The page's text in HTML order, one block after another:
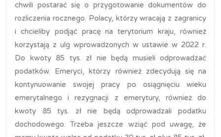
chwili postarać się o przygotowanie dokumentów do
rozliczenia rocznego. Polacy, którzy wracają z zagranicy
i chcieliby podjąć pracę na terytorium kraju, również
korzystają z ulg wprowadzonych w ustawie w 2022 r.
Do kwoty 85 tys. zł nie będą musieli odprowadzać
podatków. Emeryci, którzy również zdecydują się na
kontynuowanie swojej pracy po osiągnięciu wieku
emerytalnego i rezygnacji z emerytury, również do
kwoty 85 tys. zł nie będą odprowadzali podatku
dochodowego. Trzeba jeszcze wziąć pod uwagę, że